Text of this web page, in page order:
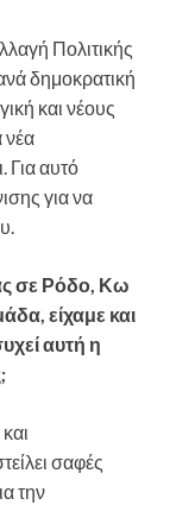
Πολιτικής
δημοκρατική
και νέους
νέα
Για αυτό
για να
σε Ρόδο, Κω
είχαμε και
αυτή η
σαφές
την